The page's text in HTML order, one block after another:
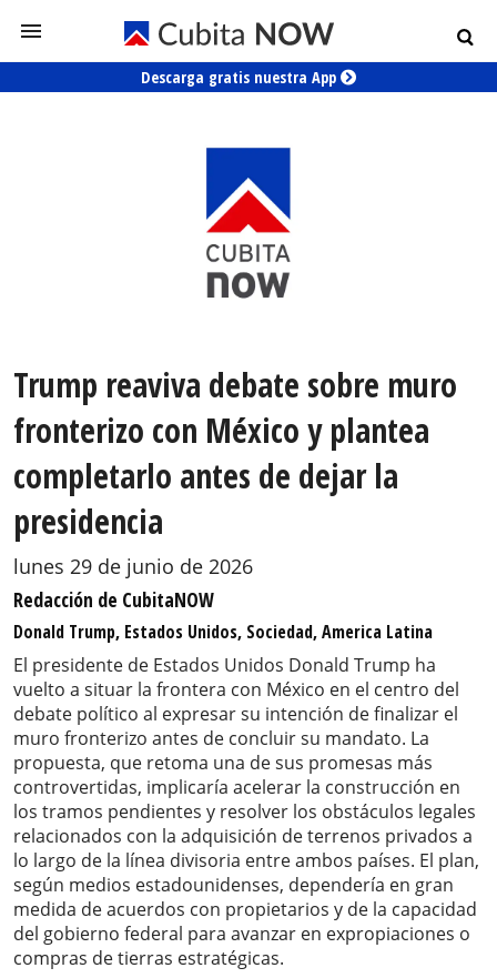
Descarga gratis nuestra App
Trump reaviva debate sobre muro
fronterizo con México y plantea
completarlo antes de dejar la
presidencia
lunes 29 de junio de 2026
Redacción de CubitaNOW
Donald Trump, Estados Unidos, Sociedad, America Latina
El presidente de Estados Unidos Donald Trump ha
vuelto a situar la frontera con México en el centro del
debate político al expresar su intención de finalizar el
muro fronterizo antes de concluir su mandato. La
propuesta, que retoma una de sus promesas más
controvertidas, implicaría acelerar la construcción en
los tramos pendientes y resolver los obstáculos legales
relacionados con la adquisición de terrenos privados a
lo largo de la línea divisoria entre ambos países. El plan,
según medios estadounidenses, dependería en gran
medida de acuerdos con propietarios y de la capacidad
del gobierno federal para avanzar en expropiaciones o
compras de tierras estratégicas.